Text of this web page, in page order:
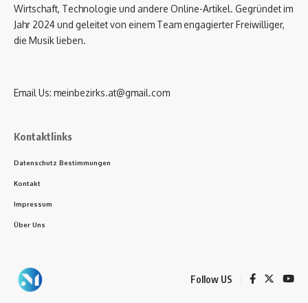
Wirtschaft, Technologie und andere Online-Artikel. Gegründet im
Jahr 2024 und geleitet von einem Team engagierter Freiwilliger,
die Musik lieben.
Email Us: meinbezirks.at@gmail.com
Kontaktlinks
Datenschutz Bestimmungen
Kontakt
Impressum
Über Uns
Follow US